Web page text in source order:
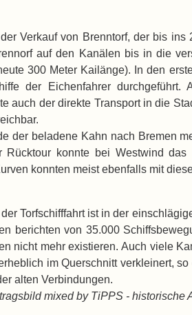
Verkauf von Brenntorf, der bis
auf den Kanälen bis in die
300 Meter Kailänge). In den
der Eichenfahrer
auch der direkte Transport in die
der beladene Kahn nach Bremen
Rücktour konnte bei Westwind
konnten meist ebenfalls mit
Torfschifffahrt ist in der
berichten von 35.000
nicht mehr existieren. Auch viele
im Querschnitt verkleinert,
alten Verbindungen.
mixed by TiPPS - historische